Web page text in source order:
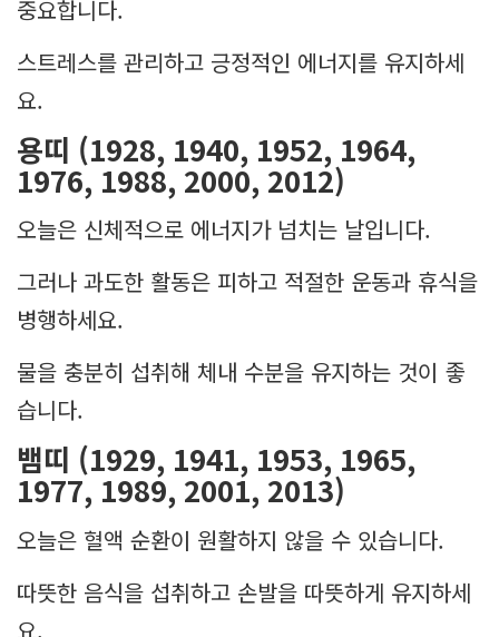
중요합니다.
스트레스를 관리하고 긍정적인 에너지를 유지하세
요.
용띠 (1928, 1940, 1952, 1964,
1976, 1988, 2000, 2012)
오늘은 신체적으로 에너지가 넘치는 날입니다.
그러나 과도한 활동은 피하고 적절한 운동과 휴식을
병행하세요.
물을 충분히 섭취해 체내 수분을 유지하는 것이 좋
습니다.
뱀띠 (1929, 1941, 1953, 1965,
1977, 1989, 2001, 2013)
오늘은 혈액 순환이 원활하지 않을 수 있습니다.
따뜻한 음식을 섭취하고 손발을 따뜻하게 유지하세
요.